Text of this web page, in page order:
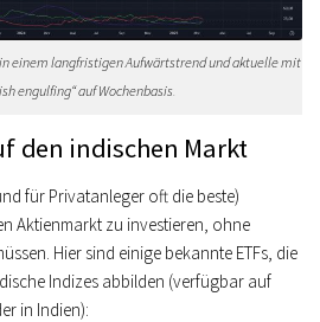
einem langfristigen Aufwärtstrend und aktuelle mit
engulfing“ auf Wochenbasis.
den indischen Markt
für Privatanleger oft die beste)
Aktienmarkt zu investieren, ohne
Hier sind einige bekannte ETFs, die
Indizes abbilden (verfügbar auf
in Indien):